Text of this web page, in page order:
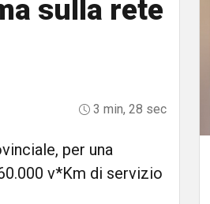
sulla rete
3 min, 28 sec
per una
v*Km di servizio